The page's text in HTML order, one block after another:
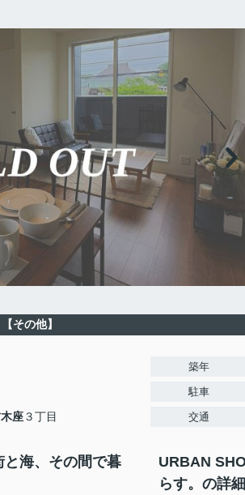
【その他】
座３丁目
築年
駐車
交通
海、その間で暮
URBAN
らす。の詳